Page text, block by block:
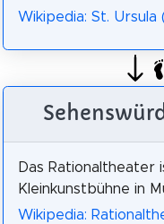
Wikipedia: St. Ursula
Das
Kleinkunstbühne in
Wikipedia: